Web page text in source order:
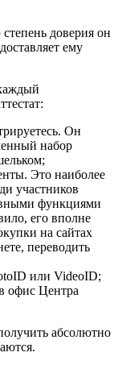
доверия он
ему
Он
набор
Это наиболее
участников
функциями
его вполне
на сайтах
переводить
или VideoID;
офис Центра
абсолютно